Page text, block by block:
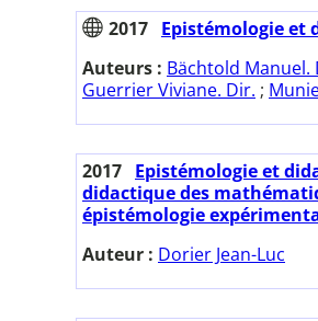
2017 Epistémologie et
Auteurs : Bächtold Manuel.
Guerrier Viviane. Dir. ;
2017 Epistémologie et
didactique des
épistémologie
Auteur : Dorier Jean-Luc